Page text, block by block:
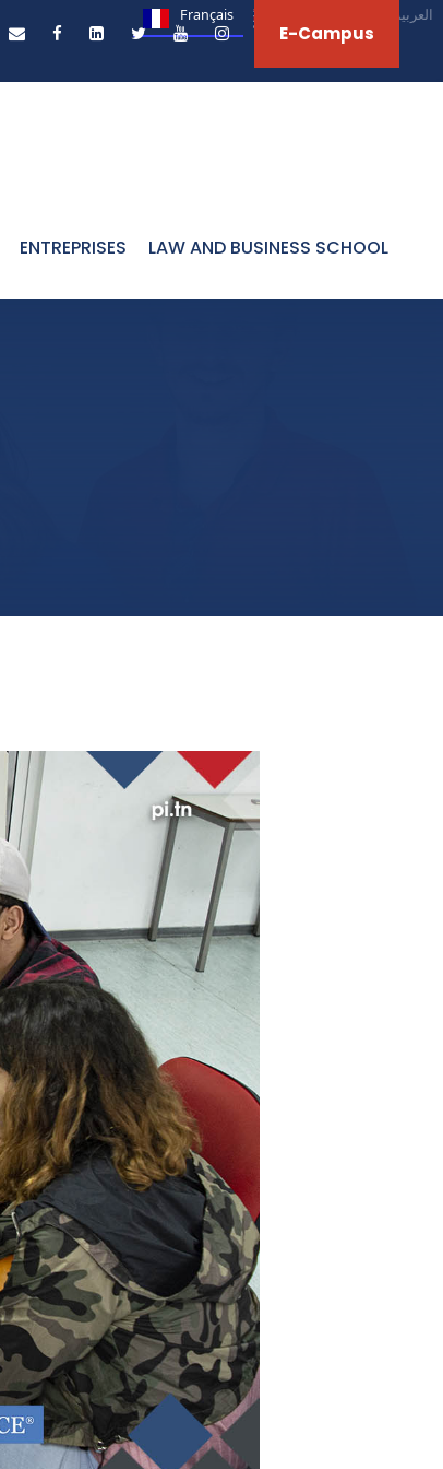
Français العربية‏
E-Campus
ENTREPRISES LAW AND BUSINESS SCHOOL